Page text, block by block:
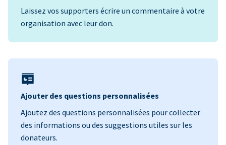
Laissez vos supporters écrire un commentaire à votre
organisation avec leur don.
Ajouter des questions personnalisées
Ajoutez des questions personnalisées pour collecter
des informations ou des suggestions utiles sur les
donateurs.